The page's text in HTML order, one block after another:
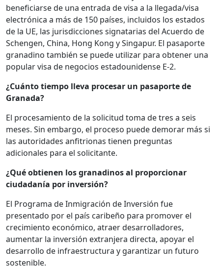
beneficiarse de una entrada de visa a la llegada/visa
electrónica a más de 150 países, incluidos los estados
de la UE, las jurisdicciones signatarias del Acuerdo de
Schengen, China, Hong Kong y Singapur. El pasaporte
granadino también se puede utilizar para obtener una
popular visa de negocios estadounidense E-2.
¿Cuánto tiempo lleva procesar un pasaporte de
Granada?
El procesamiento de la solicitud toma de tres a seis
meses. Sin embargo, el proceso puede demorar más si
las autoridades anfitrionas tienen preguntas
adicionales para el solicitante.
¿Qué obtienen los granadinos al proporcionar
ciudadanía por inversión?
El Programa de Inmigración de Inversión fue
presentado por el país caribeño para promover el
crecimiento económico, atraer desarrolladores,
aumentar la inversión extranjera directa, apoyar el
desarrollo de infraestructura y garantizar un futuro
sostenible.